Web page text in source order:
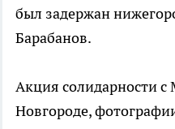
был задержан
Барабанов.
Акция солидарности
Новгороде,